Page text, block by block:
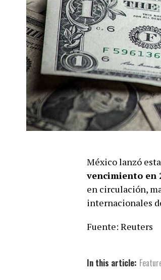
México lanzó
vencimiento en
en circulación,
internacionales
Fuente: Reuters
In this article: